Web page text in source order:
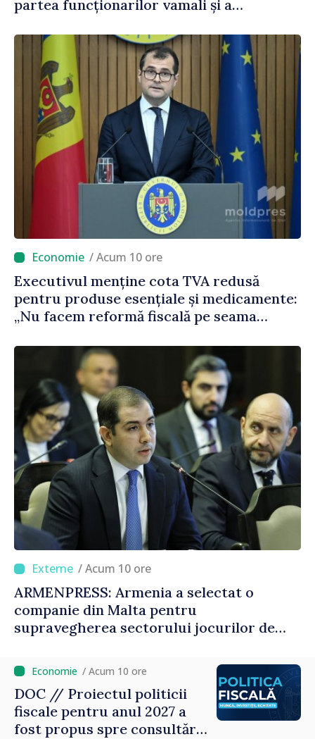
partea funcționarilor vamali și a
/ Acum 10 ore
Executivul menține cota TVA redusă
pentru produse esențiale și medicamente:
„Nu facem reformă fiscală pe seama
/ Acum 10 ore
ARMENPRESS: Armenia a selectat o
companie din Malta pentru
supravegherea sectorului jocurilor de
/ Acum 10 ore
DOC // Proiectul politicii
fiscale pentru anul 2027 a
fost propus spre consultări